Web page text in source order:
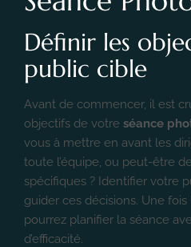
Définir les
public cible
Avant de commencer, il est
objectifs de votre séance
vous à mettre en avant les
toute l’équipe, ou peut-être
spécifiques ? Identifier votre
guider ces décisions. Une
pourrez planifier la séance
d’efficacité.